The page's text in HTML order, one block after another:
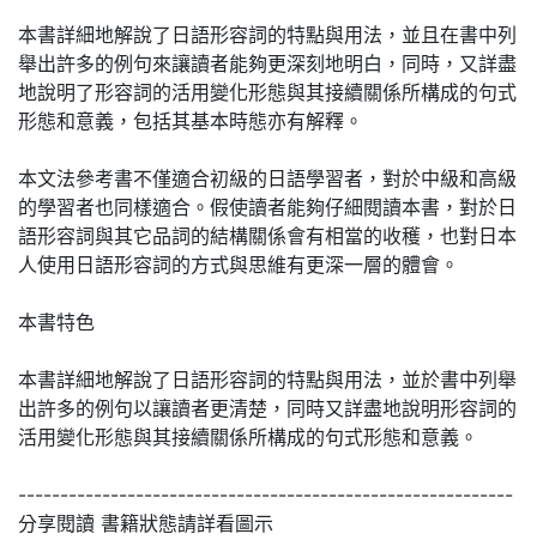
本書詳細地解說了日語形容詞的特點與用法，並且在書中列
舉出許多的例句來讓讀者能夠更深刻地明白，同時，又詳盡
地說明了形容詞的活用變化形態與其接續關係所構成的句式
形態和意義，包括其基本時態亦有解釋。
本文法參考書不僅適合初級的日語學習者，對於中級和高級
的學習者也同樣適合。假使讀者能夠仔細閱讀本書，對於日
語形容詞與其它品詞的結構關係會有相當的收穫，也對日本
人使用日語形容詞的方式與思維有更深一層的體會。
本書特色
本書詳細地解說了日語形容詞的特點與用法，並於書中列舉
出許多的例句以讓讀者更清楚，同時又詳盡地說明形容詞的
活用變化形態與其接續關係所構成的句式形態和意義。
-----------------------------------------------------------
分享閱讀 書籍狀態請詳看圖示